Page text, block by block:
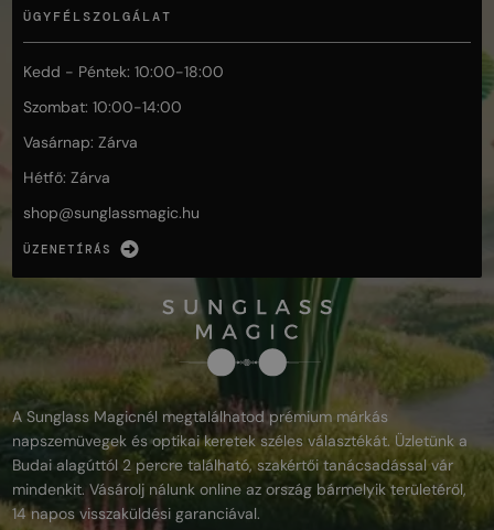
ÜGYFÉLSZOLGÁLAT
Kedd - Péntek: 10:00-18:00
Szombat: 10:00-14:00
Vasárnap: Zárva
Hétfő: Zárva
shop@sunglassmagic.hu
ÜZENETÍRÁS
A Sunglass Magicnél megtalálhatod prémium márkás
napszemüvegek és optikai keretek széles választékát. Üzletünk a
Budai alagúttól 2 percre található, szakértői tanácsadással vár
mindenkit. Vásárolj nálunk online az ország bármelyik területéről,
14 napos visszaküldési garanciával.